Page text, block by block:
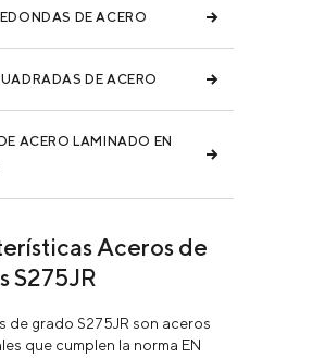
DE ACERO
DE ACERO
ACERO LAMINADO EN
Aceros de
S275JR
de grado S275JR son aceros
que cumplen la norma EN